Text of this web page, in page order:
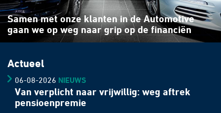
Samen met onze klanten in de Automotive
gaan we op weg naar grip op de financiën
Actueel
06-08-2026 NIEUWS
Van verplicht naar vrijwillig: weg aftrek
pensioenpremie